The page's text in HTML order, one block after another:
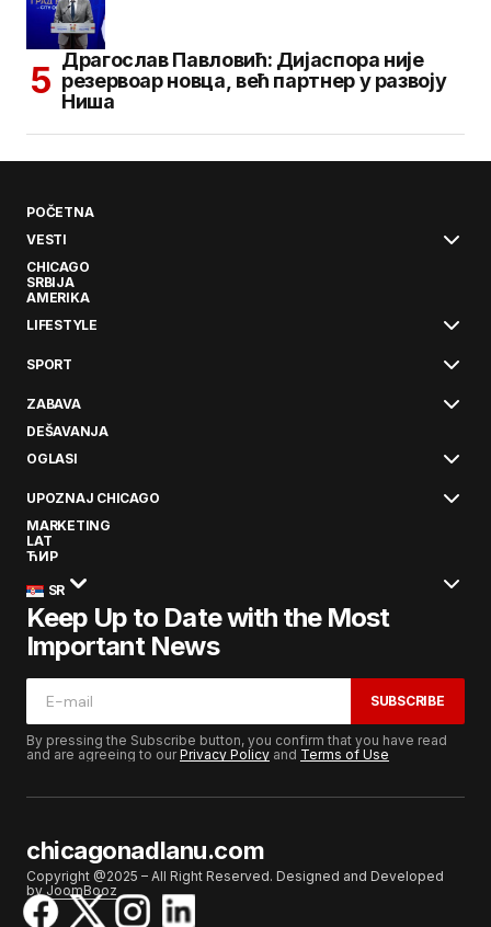
Драгослав Павловић: Дијаспора није
резервоар новца, већ партнер у развоју
Ниша
POČETNA
VESTI
CHICAGO
SRBIJA
AMERIKA
LIFESTYLE
SPORT
ZABAVA
DEŠAVANJA
OGLASI
UPOZNAJ CHICAGO
MARKETING
LAT
ЋИР
SR
Keep Up to Date with the Most
Important News
SUBSCRIBE
By pressing the Subscribe button, you confirm that you have read
and are agreeing to ourPrivacy Policy and Terms of Use
chicagonadlanu.com
Copyright @2025 – All Right Reserved. Designed and Developed
byJoomBooz